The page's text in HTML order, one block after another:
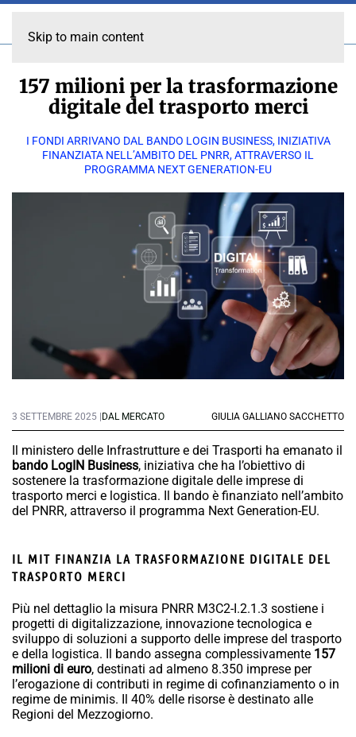
Skip to main content
157 milioni per la trasformazione
digitale del trasporto merci
I FONDI ARRIVANO DAL BANDO LOGIN BUSINESS, INIZIATIVA
FINANZIATA NELL’AMBITO DEL PNRR, ATTRAVERSO IL
PROGRAMMA NEXT GENERATION-EU
3 SETTEMBRE 2025 | DAL MERCATO GIULIA GALLIANO SACCHETTO
Il ministero delle Infrastrutture e dei Trasporti ha emanato il
bando LogIN Business, iniziativa che ha l’obiettivo di
sostenere la trasformazione digitale delle imprese di
trasporto merci e logistica. Il bando è finanziato nell’ambito
del PNRR, attraverso il programma Next Generation-EU.
IL MIT FINANZIA LA TRASFORMAZIONE DIGITALE DEL
TRASPORTO MERCI
Più nel dettaglio la misura PNRR M3C2-I.2.1.3 sostiene i
progetti di digitalizzazione, innovazione tecnologica e
sviluppo di soluzioni a supporto delle imprese del trasporto
e della logistica. Il bando assegna complessivamente 157
milioni di euro, destinati ad almeno 8.350 imprese per
l’erogazione di contributi in regime di cofinanziamento o in
regime de minimis. Il 40% delle risorse è destinato alle
Regioni del Mezzogiorno.